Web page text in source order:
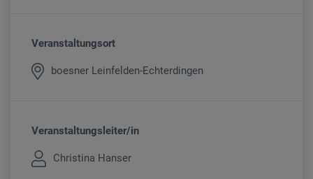
Veranstaltungsort
boesner Leinfelden-Echterdingen
Veranstaltungsleiter/in
Christina Hanser